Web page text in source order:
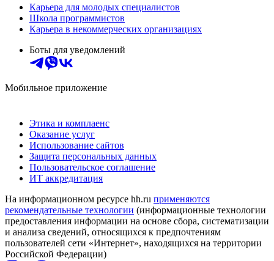
Карьера для молодых специалистов
Школа программистов
Карьера в некоммерческих организациях
Боты для уведомлений
Мобильное приложение
Этика и комплаенс
Оказание услуг
Использование сайтов
Защита персональных данных
Пользовательское соглашение
ИТ аккредитация
На информационном ресурсе hh.ru применяются
рекомендательные технологии (информационные технологии
предоставления информации на основе сбора, систематизации
и анализа сведений, относящихся к предпочтениям
пользователей сети «Интернет», находящихся на территории
Российской Федерации)